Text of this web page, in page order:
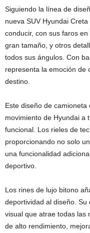
Siguiendo la línea de
nueva SUV Hyundai
conducir, con sus faros
gran tamaño, y otros
todos sus ángulos. Con
representa la emoción de
destino.
Este diseño de
movimiento de Hyundai a
funcional. Los rieles de
proporcionando no solo
una funcionalidad
deportivo.
Los rines de lujo bitono
deportividad al diseño.
visual que atrae todas las
de alto rendimiento,